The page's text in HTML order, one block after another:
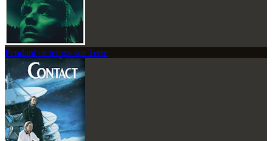
Pendant ce temps sur Terre